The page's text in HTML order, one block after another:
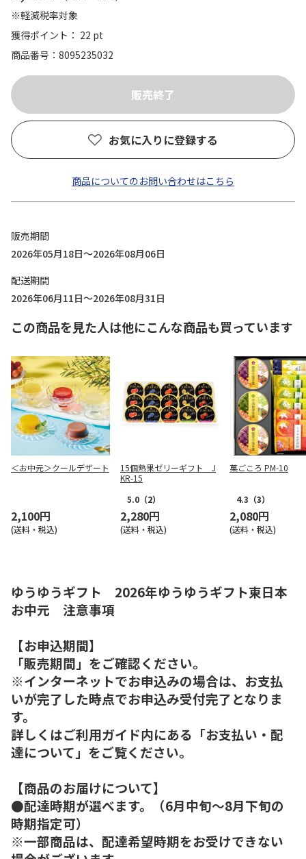
※軽減税率対象
獲得ポイント： 22 pt
商品番号
8095235032
お気に入りに登録する
商品についてのお問い合わせはこちら
販売期間
2026年05月18日～2026年08月06日
配送期間
2026年06月11日～2026年08月31日
この商品を見た人は他にこんな商品も買っています
＜お中元＞クールデザート
2,100円
(送料・税込)
15個熟果ゼリーギフト J
KR-15
5.0 （2）
2,280円
(送料・税込)
菓ごころ PM-10
4.3 （3）
2,080円
(送料・税込)
ゆうゆうギフト 2026年ゆうゆうギフト東日本
お中元 注意事項
【お申込期間】
「販売期間」をご確認ください。
※インターネットでお申込みの場合は、お支払
いが完了した時点でお申込み受付完了となりま
す。
詳しくはご利用ガイド内にある「お支払い・配
達について」をご覧ください。
【商品のお届けについて】
●配達時期が選べます。（6月中旬～8月下旬の
時期指定可）
※一部商品は、配達希望時期をお受けできない